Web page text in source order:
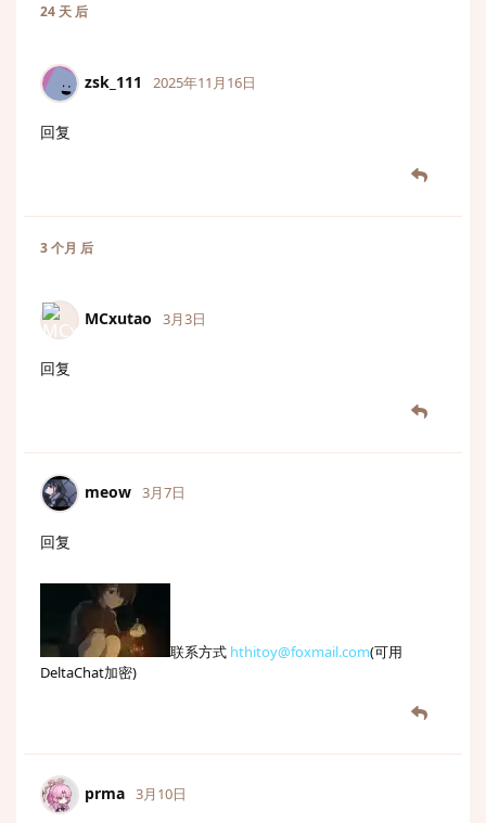
24 天 后
zsk_111 2025年11月16日
回复
3 个月 后
MCxutao 3月3日
回复
meow 3月7日
回复
联系方式 hthitoy@foxmail.com(可用
DeltaChat加密)
prma 3月10日